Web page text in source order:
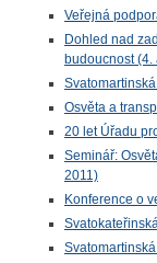
Veřejná
Dohled nad
budoucnost (4.
Osvěta a
20 let Úřadu
Seminář:
2011)
Konference o